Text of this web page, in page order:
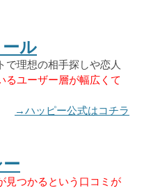
ル
で理想の相手探しや恋人
るユーザー層が幅広くて
→ハッピー公式はコチラ
見つかるという口コミが